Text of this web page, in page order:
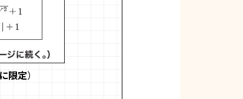
限定）